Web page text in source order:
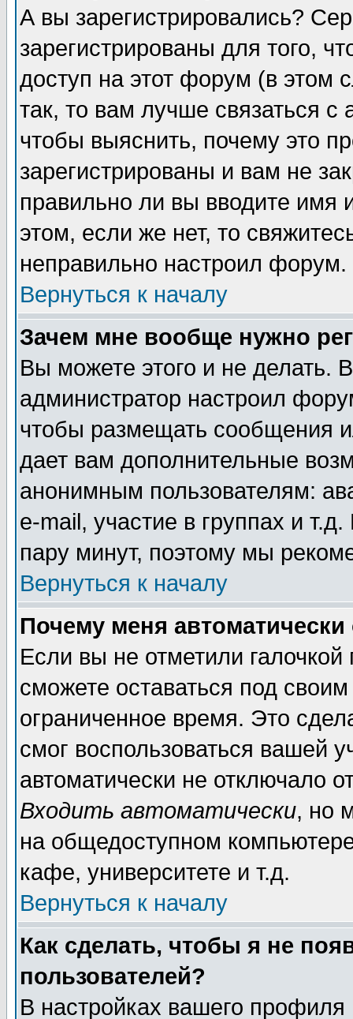
А вы зарегистрировались?
зарегистрированы для того,
доступ на этот форум (в этом
так, то вам лучше связаться
чтобы выяснить, почему это
зарегистрированы и вам не
правильно ли вы вводите
этом, если же нет, то
неправильно настроил форум.
Вернуться к началу
Зачем мне вообще нужно
Вы можете этого и не делать.
администратор настроил
чтобы размещать сообщения
дает вам дополнительные
анонимным пользователям:
e-mail, участие в группах и
пару минут, поэтому мы
Вернуться к началу
Почему меня автоматически
Если вы не отметили галочкой
сможете оставаться под
ограниченное время. Это
смог воспользоваться вашей
автоматически не отключало
Входить автоматически, но
на общедоступном
кафе, университете и т.д.
Вернуться к началу
Как сделать, чтобы я не
пользователей?
В настройках вашего